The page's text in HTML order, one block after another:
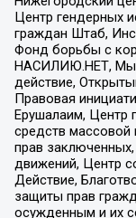
Центр гендерных
граждан Штаб,
Фонд борьбы с
НАСИЛИЮ.НЕТ, Мы
действие,
Правовая
Ерушалаим, Центр
средств массовой
прав
движений, Центр
Действие,
защиты прав
осужденным и их